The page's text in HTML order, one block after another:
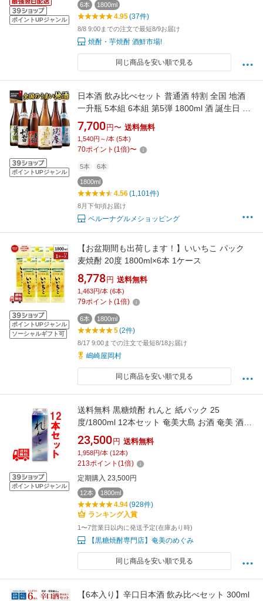
ポイントUPジャンル
6本 1800ml
4.95(37件)
8/8 9:00までの注文で最短8/9お届け
焼酎・芋焼酎 酒鮮市場!
同じ商品を安い順で見る
ポイントUPジャンル
日本酒 飲み比べセット 普通酒 特割 全国 地酒
一升瓶 5本組 6本組 第5弾 1800ml 酒 誕生日 父
親 お父さん お祝い 内祝い 男性 人気 飲みくら
べ 送料無料 お中元 敬老の日 父の日 ギフト
【7560円(税込)以上で送料無料】
7,700 円〜 送料無料
1,540円～/本 (5本)
70ポイント (1倍)〜
5本 6本
1800ml
4.56(1,101件)
8月下旬頃お届け
ベルーナグルメショッピング
ポイントUPジャンル
ソーシャルギフト可
【お盆期間も出荷します！】いいちこ パック
麦焼酎 20度 1800ml×6本 1ケース
8,778 円 送料無料
1,463円/本 (6本)
79ポイント (1倍)
6本 1800ml
5(2件)
8/17 9:00までの注文で最短8/18お届け
嶋崎屋岡村
同じ商品を安い順で見る
ポイントUPジャンル
送料無料 黒糖焼酎 れんと 紙パック 25
度/1800ml 12本セット 奄美大島 お酒 奄美 酒
鹿児島
23,500 円 送料無料
1,958円/本 (12本)
213ポイント (1倍)
定期購入 23,500円
12本 1800ml
4.94(928件)
ランキング入賞
1〜7営業日以内に発送予定(在庫あり時)
【黒糖焼酎専門店】奄美のめぐみ
同じ商品を安い順で見る
【6本入り】辛口日本酒 飲み比べセット 300ml